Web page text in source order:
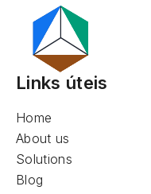
Links úteis
Home
About us
Solutions
Blog